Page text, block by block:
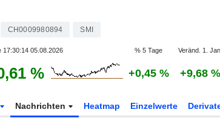
CH0009980894 SMI
17:30:14 05.08.2026 % 5 Tage Veränd. 1. Jan.
% +0,45 % +9,68 %
Nachrichten Heatmap Einzelwerte